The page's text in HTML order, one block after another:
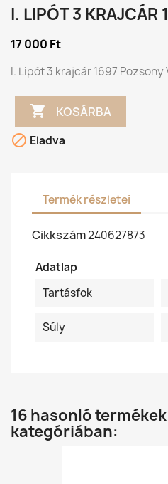
I. LIPÓT 3 KRAJCÁR
17 000 Ft
I. Lipót 3 krajcár 1697 Pozsony
 KOSÁRBA
 Eladva
Termék részletei
Cikkszám240627873
Adatlap
Tartásfok
Súly
16 hasonló
kategóriában: